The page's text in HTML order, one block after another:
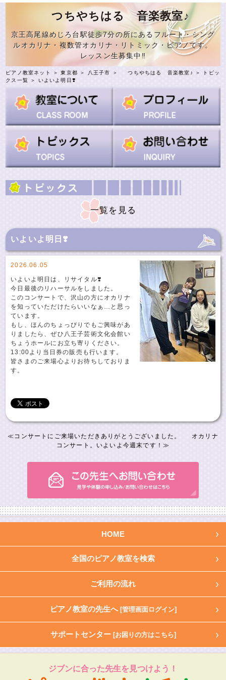
つちやちはる 音楽教室♪
京王高尾線めじろ台駅徒歩7分の所にあるフルート・シング
ルオカリナ・複数管オカリナ・リトミック・ピアノです。
レッスン生募集中‼️
ピアノ教室ネット ＞東京都 ＞ 八王子市 ＞ つちやちはる 音楽教室♪ ＞
トピッ
クス一覧 ＞ いよいよ明日❣️
一覧を見る
いよいよ明日❣️
2026.06.05
いよいよ明日は、リサイタル❣️
今日最後のリハーサルをしました。
このコンサートで、沢山の方にオカリナ
を知っていただけたらいいなぁ…と思っ
ています。
もし、ほんのちょっぴりでもご興味があ
りましたら、ぜひ八王子芸術文化会館い
ちょうホールにお立ち寄りください。
13:00より当日券の販売も行います。
皆さまのご来場心よりお待ちしておりま
す。
≪ コンサートにご来場いただきありがとうございました。
オカリナ
コンサート。いよいよ今週末です！ ≫
HOME
全国のピアノ教室を検索
ご利用の流れ
ピアノ教室の先生へ [管理画面ログイン]
サポートセンター [お困りの方はこちら]
ジブンに合った先生を見つけよう！